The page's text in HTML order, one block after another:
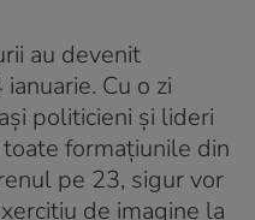
au devenit
Cu o zi
politicieni și lideri
formațiunile din
pe 23, sigur vor
de imagine la